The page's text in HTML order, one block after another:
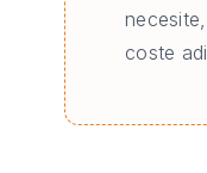
coste